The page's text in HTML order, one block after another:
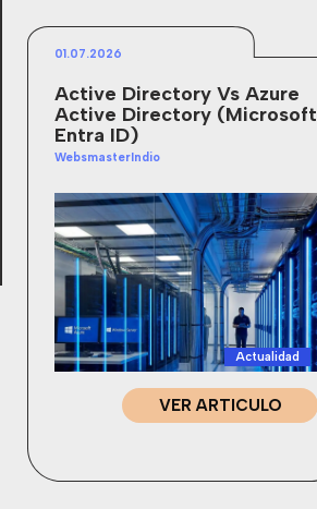
01.07.2026
Active Directory Vs Azure
Active Directory (Microsoft
Entra ID)
WebsmasterIndio
Actualidad
VER ARTICULO